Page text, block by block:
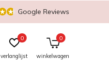
verlanglijst
0
winkelwagen
0
Google Reviews